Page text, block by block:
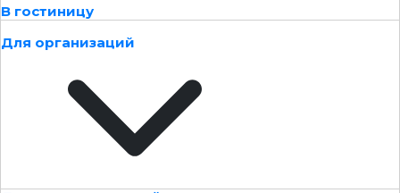
В гостиницу
Для организаций